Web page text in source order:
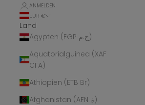
ANMELDEN
EUR €
Land
Ägypten (EGP ج.م)
Äquatorialguinea (XAF
CFA)
Äthiopien (ETB Br)
Afghanistan (AFN ؋)